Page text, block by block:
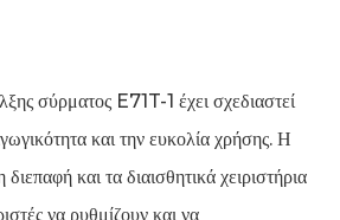
σύρματος E71T-1 έχει σχεδιαστεί
και την ευκολία χρήσης. Η
και τα διαισθητικά χειριστήρια
να ρυθμίζουν και να